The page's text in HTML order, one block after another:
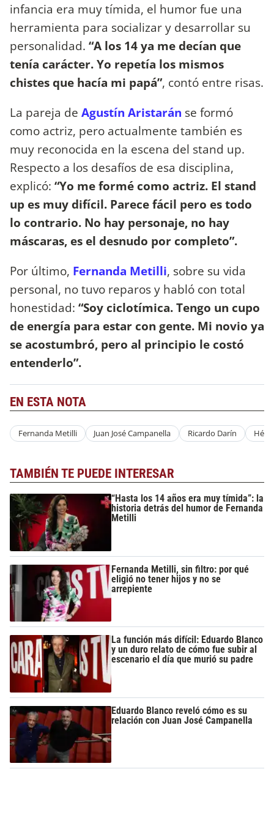
infancia era muy tímida, el humor fue una
herramienta para socializar y desarrollar su
personalidad. “A los 14 ya me decían que
tenía carácter. Yo repetía los mismos
chistes que hacía mi papá”, contó entre risas.
La pareja de Agustín Aristarán se formó
como actriz, pero actualmente también es
muy reconocida en la escena del stand up.
Respecto a los desafíos de esa disciplina,
explicó: “Yo me formé como actriz. El stand
up es muy difícil. Parece fácil pero es todo
lo contrario. No hay personaje, no hay
máscaras, es el desnudo por completo”.
Por último, Fernanda Metilli, sobre su vida
personal, no tuvo reparos y habló con total
honestidad: “Soy ciclotímica. Tengo un cupo
de energía para estar con gente. Mi novio ya
se acostumbró, pero al principio le costó
entenderlo”.
EN ESTA NOTA
Fernanda Metilli Juan José Campanella Ricardo Darín
TAMBIÉN TE PUEDE INTERESAR
“Hasta los 14 años era muy tímida”: la
historia detrás del humor de Fernanda
Metilli
Fernanda Metilli, sin filtro: por qué
eligió no tener hijos y no se
arrepiente
La función más difícil: Eduardo Blanco
y un duro relato de cómo fue subir al
escenario el día que murió su padre
Eduardo Blanco reveló cómo es su
relación con Juan José Campanella